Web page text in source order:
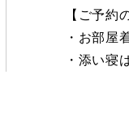
【ご予約
・お部屋
・添い寝